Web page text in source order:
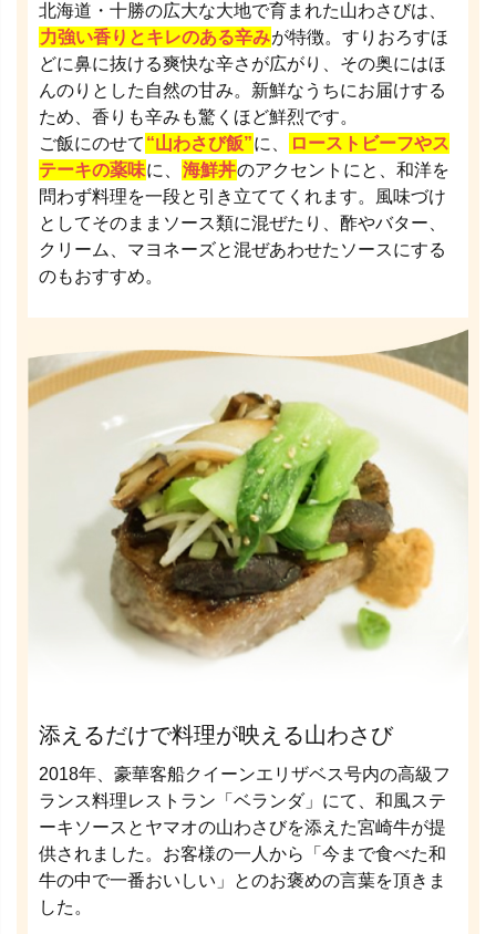
北海道・十勝の広大な大地で育まれた山わさびは、
力強い香りとキレのある辛みが特徴。すりおろすほ
どに鼻に抜ける爽快な辛さが広がり、その奥にはほ
んのりとした自然の甘み。新鮮なうちにお届けする
ため、香りも辛みも驚くほど鮮烈です。
ご飯にのせて “山わさび飯”に、
ローストビーフやス
テーキの薬味に、 海鮮丼のアクセントにと、和洋を
問わず料理を一段と引き立ててくれます。風味づけ
としてそのままソース類に混ぜたり、酢やバター、
クリーム、マヨネーズと混ぜあわせたソースにする
のもおすすめ。
添えるだけで料理が映える山わさび
2018年、豪華客船クイーンエリザベス号内の高級フ
ランス料理レストラン「ベランダ」にて、和風ステ
ーキソースとヤマオの山わさびを添えた宮崎牛が提
供されました。お客様の一人から「今まで食べた和
牛の中で一番おいしい」とのお褒めの言葉を頂きま
した。